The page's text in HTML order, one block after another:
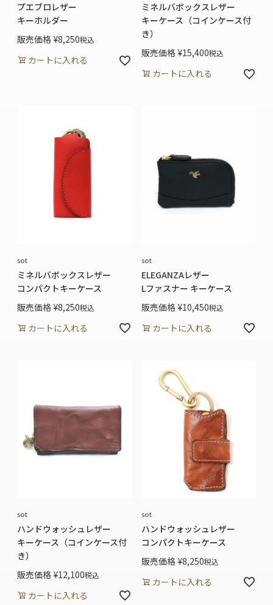
プエブロレザー
キーホルダー
販売価格 ¥8,250税込
カートに入れる
ミネルバボックスレザー
キーケース（コインケース付
き）
販売価格 ¥15,400税込
カートに入れる
sot
ミネルバボックスレザー
コンパクトキーケース
販売価格 ¥8,250税込
カートに入れる
sot
ELEGANZAレザー
Lファスナー キーケース
販売価格 ¥10,450税込
カートに入れる
sot
ハンドウォッシュレザー
キーケース（コインケース付
き）
販売価格 ¥12,100税込
カートに入れる
sot
ハンドウォッシュレザー
コンパクトキーケース
販売価格 ¥8,250税込
カートに入れる